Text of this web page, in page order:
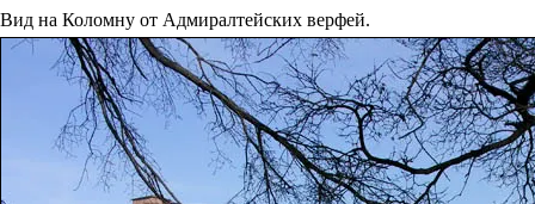
Вид на Коломну от Адмиралтейских верфей.